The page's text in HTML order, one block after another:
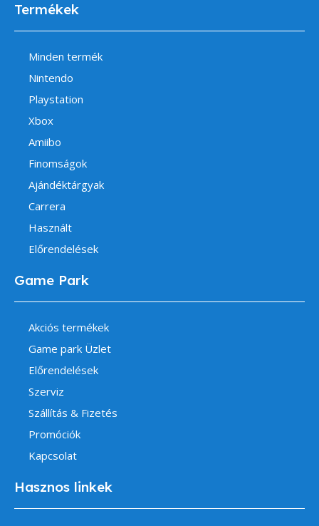
Termékek
Minden termék
Nintendo
Playstation
Xbox
Amiibo
Finomságok
Ajándéktárgyak
Carrera
Használt
Előrendelések
Game Park
Akciós termékek
Game park Üzlet
Előrendelések
Szerviz
Szállítás & Fizetés
Promóciók
Kapcsolat
Hasznos linkek